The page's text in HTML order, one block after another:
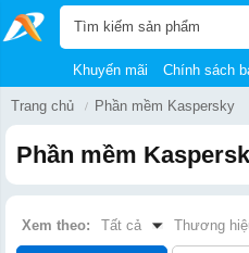
Khuyến mãi Chính sách
Trang chủ Phần mềm Kaspersky
Phần mềm
Xem theo: Tất cả Thương